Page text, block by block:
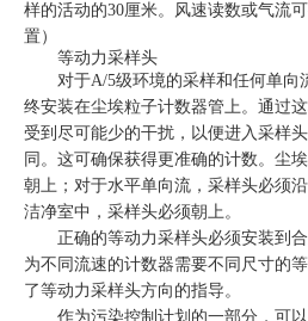
样的活动的30厘米。风速读数或气流
置）
等动力采样头
对于A/5级环境的采样和任何单向
终安装在尘埃粒子计数器管上。通过
受到尽可能少的干扰，以便进入采样
同。这可确保获得更准确的计数。尘
朝上；对于水平单向流，采样头必须
洁净室中，采样头必须朝上。
正确的等动力采样头必须安装到
为不同流速的计数器需要不同尺寸的
了等动力采样头方向的指导。
作为污染控制计划的一部分，可